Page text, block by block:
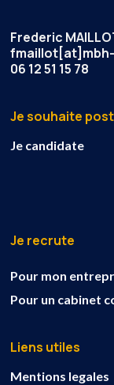
Frederic
06 12 51 15 78
Je souhaite
Je candidate
Je recrute
Pour mon
Pour un cabinet
Liens utiles
Mentions legales